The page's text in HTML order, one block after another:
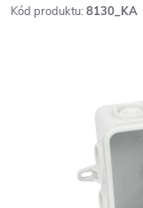
Kód produktu: 8130_KA